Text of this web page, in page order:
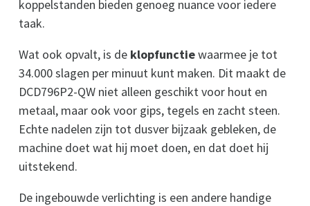
koppelstanden bieden genoeg nuance voor iedere
taak.
Wat ook opvalt, is de klopfunctiewaarmee je tot
34.000 slagen per minuut kunt maken. Dit maakt de
DCD796P2-QW niet alleen geschikt voor hout en
metaal, maar ook voor gips, tegels en zacht steen.
Echte nadelen zijn tot dusver bijzaak gebleken, de
machine doet wat hij moet doen, en dat doet hij
uitstekend.
De ingebouwde verlichting is een andere handige